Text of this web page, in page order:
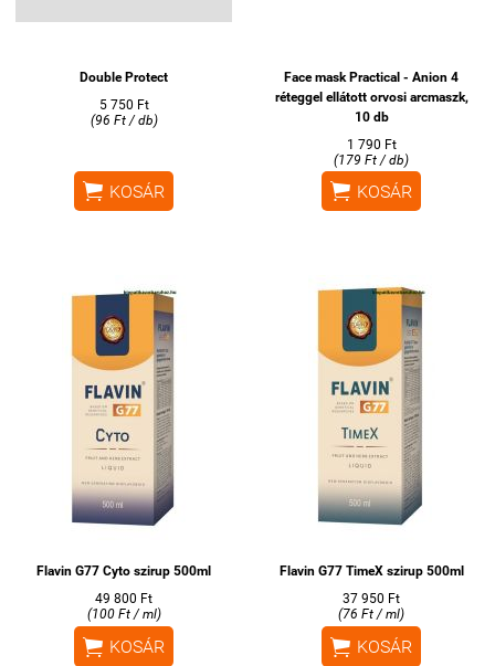
Double Protect
5 750 Ft
(96 Ft / db)
 KOSÁR
Face mask Practical - Anion 4
réteggel ellátott orvosi arcmaszk,
10 db
1 790 Ft
(179 Ft / db)
 KOSÁR
Flavin G77 Cyto szirup 500ml
49 800 Ft
(100 Ft / ml)
 KOSÁR
Flavin G77 TimeX szirup 500ml
37 950 Ft
(76 Ft / ml)
 KOSÁR